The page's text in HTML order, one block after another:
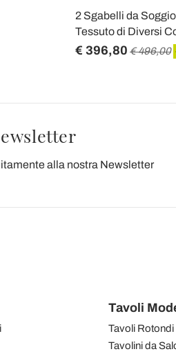
2 Sgabelli da
Tessuto di Diversi
€ 396,80 € 496,00
alla nostra Newsletter
Tavoli
Tavoli Rotondi
Tavolini da